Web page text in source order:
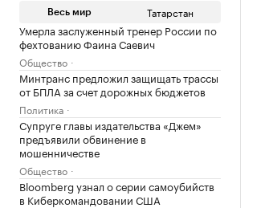
Весь мир Татарстан
Умерла заслуженный тренер России по
фехтованию Фаина Саевич
Общество
Минтранс предложил защищать трассы
от БПЛА за счет дорожных бюджетов
Политика
Супруге главы издательства «Джем»
предъявили обвинение в
мошенничестве
Общество
Bloomberg узнал о серии самоубийств
в Киберкомандовании США